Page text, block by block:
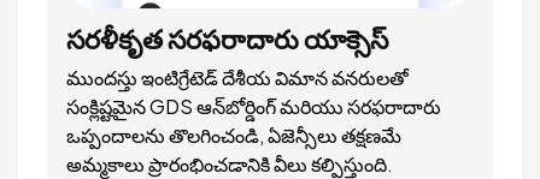
సరళీకృత సరఫరాదారు యాక్సెస్
ముందస్తు ఇంటిగ్రేటెడ్ దేశీయ విమాన వనరులతో
సంక్లిష్టమైన GDS ఆన్‌బోర్డింగ్ మరియు సరఫరాదారు
ఒప్పందాలను తొలగించండి, ఏజెన్సీలు తక్షణమే
అమ్మకాలు ప్రారంభించడానికి వీలు కల్పిస్తుంది.